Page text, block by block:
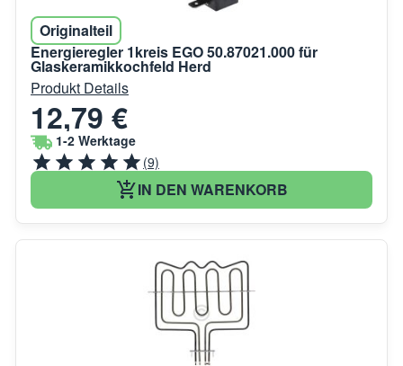
Originalteil
Energieregler 1kreis EGO 50.87021.000 für
Glaskeramikkochfeld Herd
Produkt Details
12,79 €
1-2 Werktage
(9)
IN DEN WARENKORB